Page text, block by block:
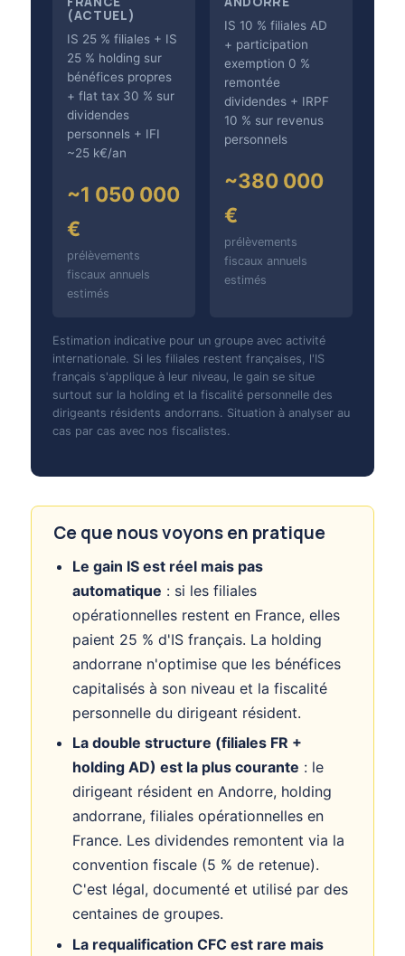
(ACTUEL)
IS 25 % filiales + IS
25 % holding sur
bénéfices propres
+ flat tax 30 % sur
dividendes
personnels + IFI
~25 k€/an
~1 050 000
€
prélèvements
fiscaux annuels
estimés
IS 10 % filiales AD
+ participation
exemption 0 %
remontée
dividendes + IRPF
10 % sur revenus
personnels
~380 000
€
prélèvements
fiscaux annuels
estimés
Estimation indicative pour un groupe avec activité
internationale. Si les filiales restent françaises, l'IS
français s'applique à leur niveau, le gain se situe
surtout sur la holding et la fiscalité personnelle des
dirigeants résidents andorrans. Situation à analyser au
cas par cas avec nos fiscalistes.
Ce que nous voyons en pratique
Le gain IS est réel mais pas
automatique : si les filiales
opérationnelles restent en France, elles
paient 25 % d'IS français. La holding
andorrane n'optimise que les bénéfices
capitalisés à son niveau et la fiscalité
personnelle du dirigeant résident.
La double structure (filiales FR +
holding AD) est la plus courante : le
dirigeant résident en Andorre, holding
andorrane, filiales opérationnelles en
France. Les dividendes remontent via la
convention fiscale (5 % de retenue).
C'est légal, documenté et utilisé par des
centaines de groupes.
La requalification CFC est rare mais